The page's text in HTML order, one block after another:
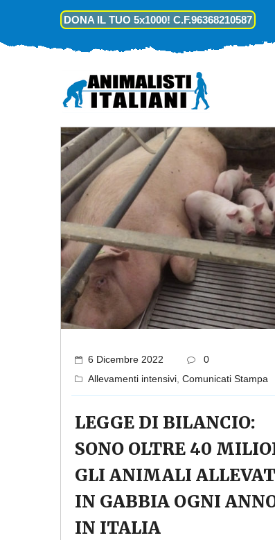
DONA IL TUO 5x1000! C.F.96368210587
6 Dicembre 2022
0
Allevamenti intensivi Comunicati Stampa
LEGGE DI BILANCIO:
SONO OLTRE 40
GLI ANIMALI
IN GABBIA OGNI
IN ITALIA